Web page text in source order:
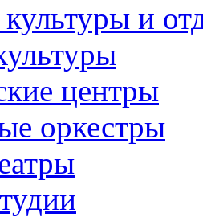
и
центры
оркестры